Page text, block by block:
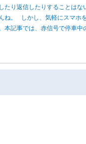
り返信したりすることはな
ね。 しかし、気軽にスマホ
記事では、赤信号で停車中